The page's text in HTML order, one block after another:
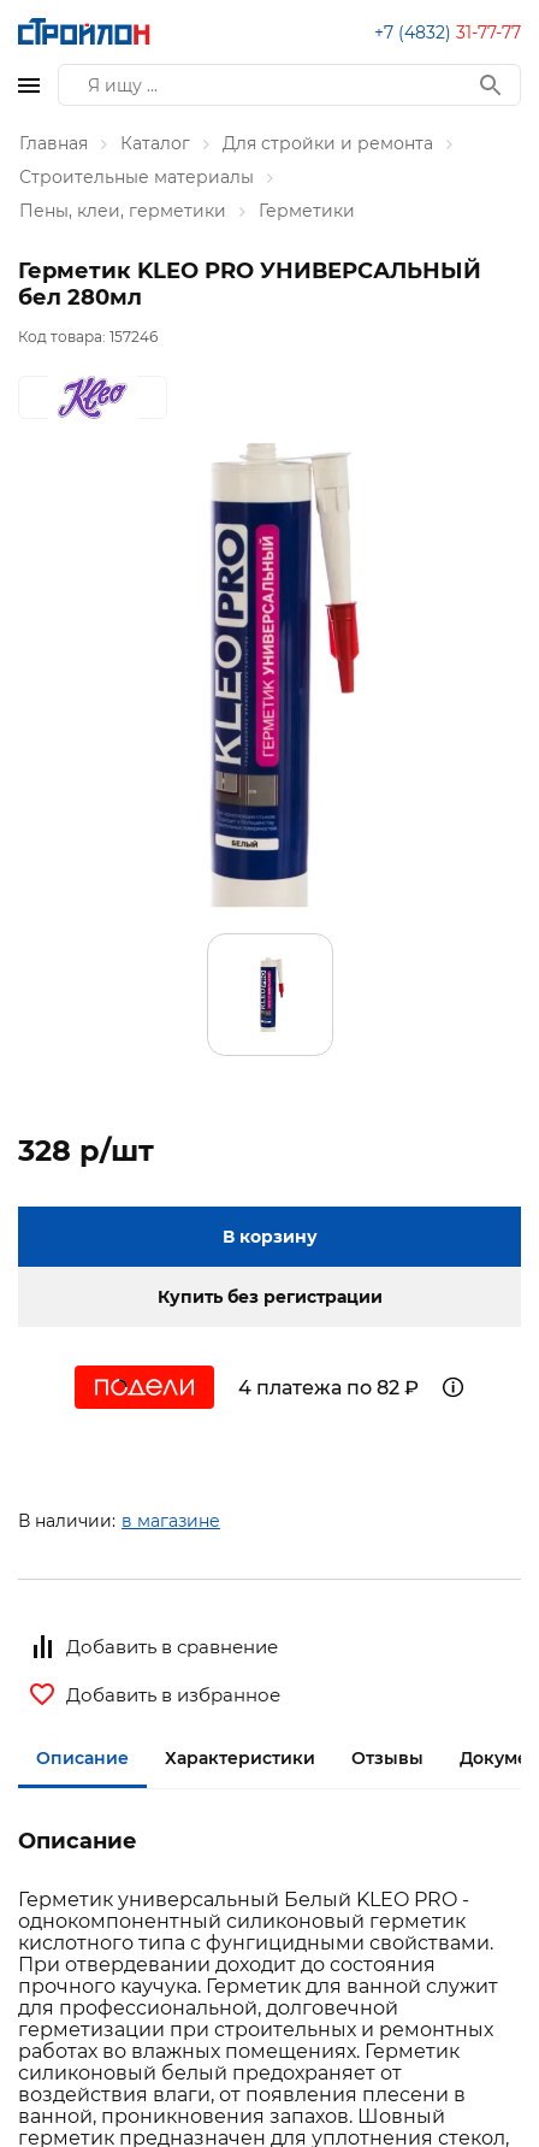
+7 (4832) 31-77-77
Главная Каталог
Для стройки и ремонта
Строительные материалы
Пены, клеи, герметики
Герметики
Герметик KLEO PRO УНИВЕРСАЛЬНЫЙ
бел 280мл
Код товара: 157246
328 p/шт
В корзину
Купить без регистрации
4 платежа по 82 ₽
В наличии: в магазине
Добавить в сравнение
Добавить в избранное
Описание Характеристики Отзывы
Описание
Герметик универсальный Белый KLEO PRO -
однокомпонентный силиконовый герметик
кислотного типа с фунгицидными свойствами.
При отвердевании доходит до состояния
прочного каучука. Герметик для ванной служит
для профессиональной, долговечной
герметизации при строительных и ремонтных
работах во влажных помещениях. Герметик
силиконовый белый предохраняет от
воздействия влаги, от появления плесени в
ванной, проникновения запахов. Шовный
герметик предназначен для уплотнения стекол,